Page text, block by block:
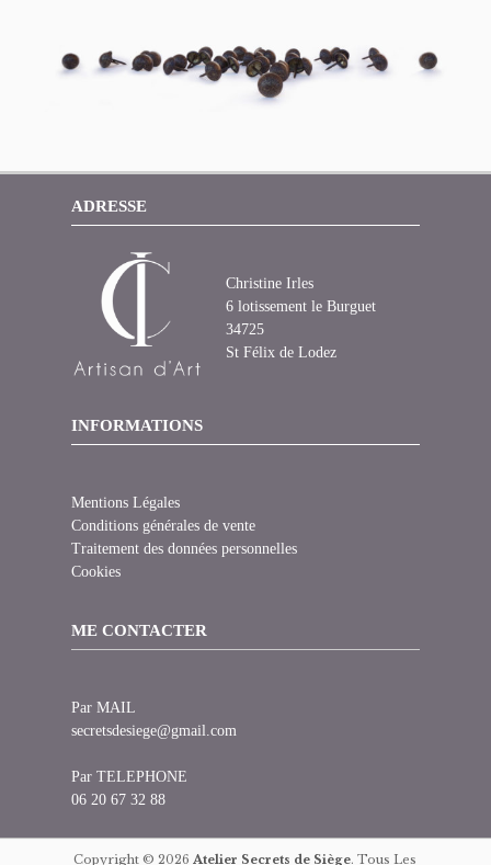
ADRESSE
Christine Irles
6 lotissement le Burguet
34725
St Félix de Lodez
INFORMATIONS
Mentions Légales
Conditions générales de vente
Traitement des données personnelles
Cookies
ME CONTACTER
Par MAIL
secretsdesiege@gmail.com
Par TELEPHONE
06 20 67 32 88
Copyright © 2026Atelier Secrets de Siège. Tous Les